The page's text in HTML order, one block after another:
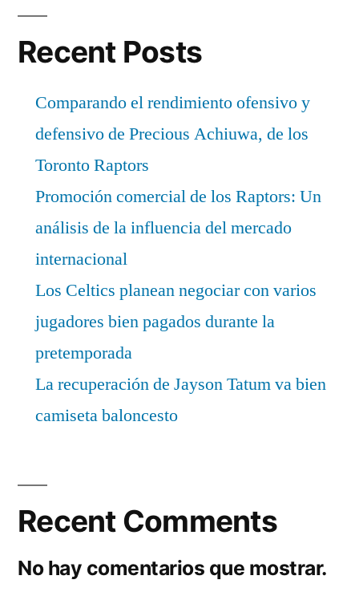
Recent Posts
Comparando el rendimiento ofensivo y
defensivo de Precious Achiuwa, de los
Toronto Raptors
Promoción comercial de los Raptors: Un
análisis de la influencia del mercado
internacional
Los Celtics planean negociar con varios
jugadores bien pagados durante la
pretemporada
La recuperación de Jayson Tatum va bien
camiseta baloncesto
Recent Comments
No hay comentarios que mostrar.